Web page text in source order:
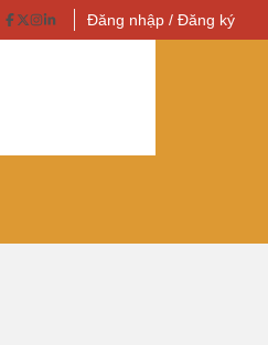
Đăng nhập / Đăng ký